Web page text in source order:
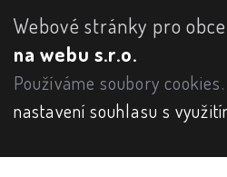
Webové stránky pro
na webu s.r.o.
Používáme soubory
nastavení souhlasu s